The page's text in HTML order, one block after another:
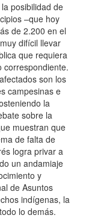
posibilidad de
–que hoy
de 2.200 en el
difícil llevar
que requiera
correspondiente.
son los
campesinas e
la
sobre la
muestran que
de falta de
logra privar a
un andamiaje
y
de Asuntos
indígenas, la
lo demás.